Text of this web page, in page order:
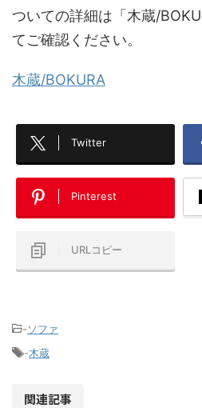
ついての詳細は「木蔵/
てご確認ください。
木蔵/BOKURA
Twitter
Pinterest
URLコピー
-ソファ
-木蔵
関連記事